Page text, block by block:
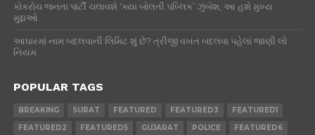
કોકરોચ જનતા પાર્ટી ચલાવશે ‘ક્યા બોલતી પબ્લિક’ ઝુંબેશ, આ હશે મુખ્ય
મુદ્દાઓ..
આધારમાં નામ બદલવાની લિમિટ શું છે? ત્રીજી વખત બદલવા પહેલાં જાણી લો
નિયમ
POPULAR TAGS
BREAKING SURAT FEATURED FEATURED3
FEATURED1
FEATURED2
FEATURED5 GUJARAT POLICE FEATURED6